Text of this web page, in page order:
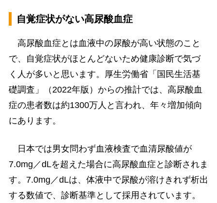
自覚症状がない高尿酸血症
高尿酸血症とは血液中の尿酸が高い状態のこと
で、自覚症状がほとんどないため健康診断で気づ
く人が多いと思います。厚生労働省「国民生活基
礎調査」（2022年版）からの推計では、高尿酸血
症の患者数は約1300万人と言われ、年々増加傾向
にあります。
日本では男女問わず血液検査で血清尿酸値が
7.0mg／dLを超えた場合に高尿酸血症と診断されま
す。7.0mg／dLは、体液中で尿酸が溶けきれず析出
する数値で、診断基準として採用されています。